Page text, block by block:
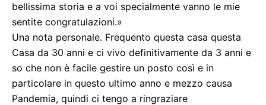
bellissima storia e a voi specialmente vanno le mie
sentite congratulazioni.»
Una nota personale. Frequento questa casa questa
Casa da 30 anni e ci vivo definitivamente da 3 anni e
so che non è facile gestire un posto così e in
particolare in questo ultimo anno e mezzo causa
Pandemia, quindi ci tengo a ringraziare